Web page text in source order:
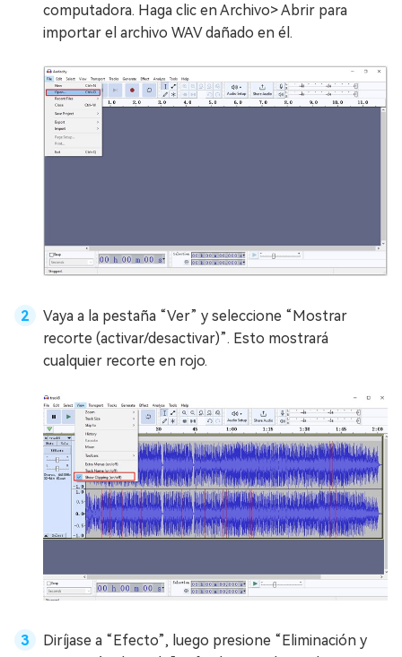
computadora. Haga clic en Archivo> Abrir para
importar el archivo WAV dañado en él.
Vaya a la pestaña “Ver” y seleccione “Mostrar
recorte (activar/desactivar)”. Esto mostrará
cualquier recorte en rojo.
Diríjase a “Efecto”, luego presione “Eliminación y